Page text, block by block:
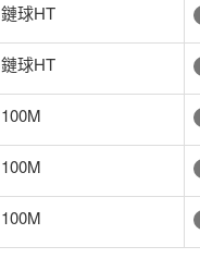
鏈球HT
鏈球HT
100M
100M
100M